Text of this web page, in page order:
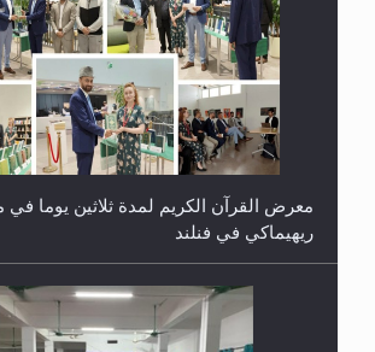
معرض القرآن الكريم لمدة ثلاثين يوما في
ريهيماكي في فنلند